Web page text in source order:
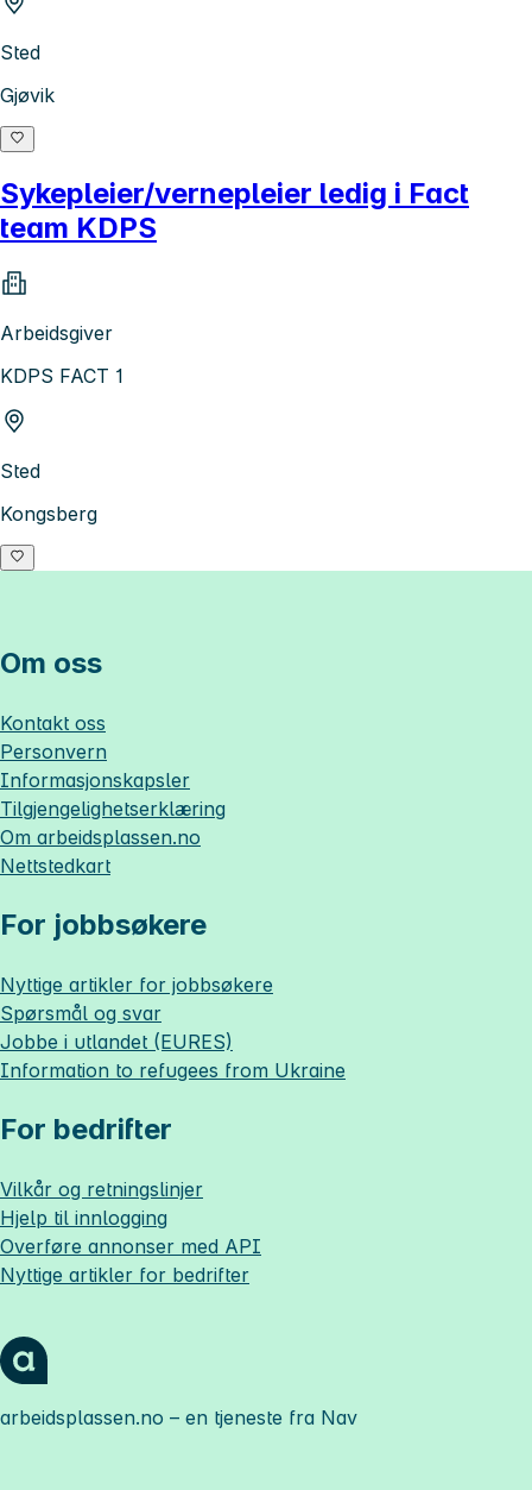
Sted
Gjøvik
Sykepleier/vernepleier ledig i Fact
team KDPS
Arbeidsgiver
KDPS FACT 1
Sted
Kongsberg
Om oss
Kontakt oss
Personvern
Informasjonskapsler
Tilgjengelighetserklæring
Om arbeidsplassen.no
Nettstedkart
For jobbsøkere
Nyttige artikler for jobbsøkere
Spørsmål og svar
Jobbe i utlandet (EURES)
Information to refugees from Ukraine
For bedrifter
Vilkår og retningslinjer
Hjelp til innlogging
Overføre annonser med API
Nyttige artikler for bedrifter
arbeidsplassen.no – en tjeneste fra Nav